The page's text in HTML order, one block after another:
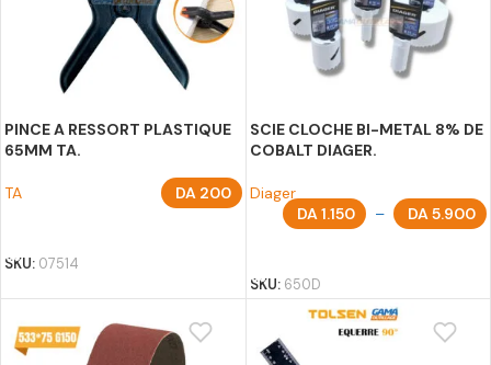
PINCE A RESSORT PLASTIQUE
65MM TA.
TA DA200
SKU: 07514
SCIE CLOCHE BI-METAL 8% DE
COBALT DIAGER.
Diager
DA1.150 – DA5.900
SKU: 650D